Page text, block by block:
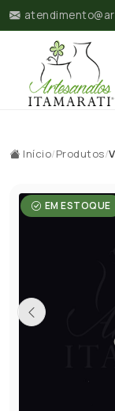
Início/Produtos/
EM ESTOQUE